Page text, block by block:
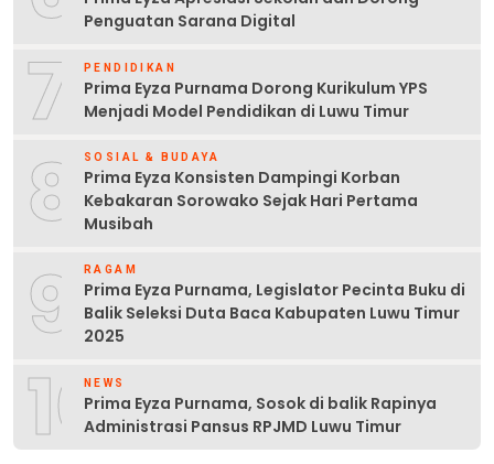
Penguatan Sarana Digital
7 PENDIDIKAN
Prima Eyza Purnama Dorong Kurikulum YPS
Menjadi Model Pendidikan di Luwu Timur
8 SOSIAL & BUDAYA
Prima Eyza Konsisten Dampingi Korban
Kebakaran Sorowako Sejak Hari Pertama
Musibah
9 RAGAM
Prima Eyza Purnama, Legislator Pecinta Buku di
Balik Seleksi Duta Baca Kabupaten Luwu Timur
2025
10NEWS
Prima Eyza Purnama, Sosok di balik Rapinya
Administrasi Pansus RPJMD Luwu Timur